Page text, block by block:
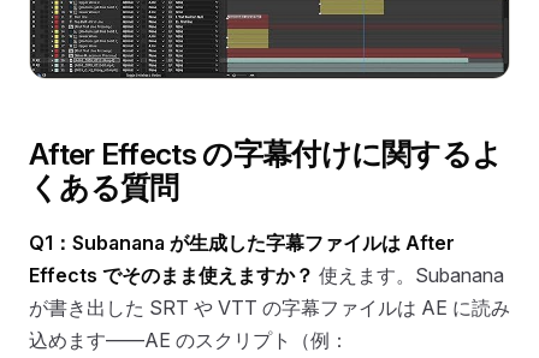
After Effects の字幕付けに関するよ
くある質問
Q1：Subanana が生成した字幕ファイルは After
Effects でそのまま使えますか？ 使えます。Subanana
が書き出した SRT や VTT の字幕ファイルは AE に読み
込めます——AE のスクリプト（例：